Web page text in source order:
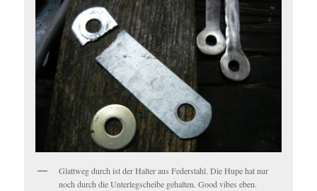
Glattweg durch ist der Halter aus Federstahl. Die Hupe hat nur
noch durch die Unterlegscheibe gehalten. Good vibes eben.